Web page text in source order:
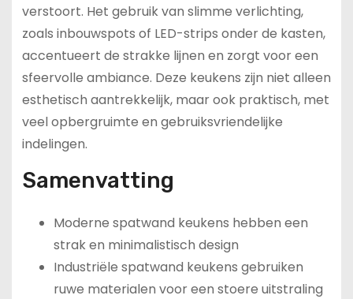
verstoort. Het gebruik van slimme verlichting,
zoals inbouwspots of LED-strips onder de kasten,
accentueert de strakke lijnen en zorgt voor een
sfeervolle ambiance. Deze keukens zijn niet alleen
esthetisch aantrekkelijk, maar ook praktisch, met
veel opbergruimte en gebruiksvriendelijke
indelingen.
Samenvatting
Moderne spatwand keukens hebben een
strak en minimalistisch design
Industriële spatwand keukens gebruiken
ruwe materialen voor een stoere uitstraling